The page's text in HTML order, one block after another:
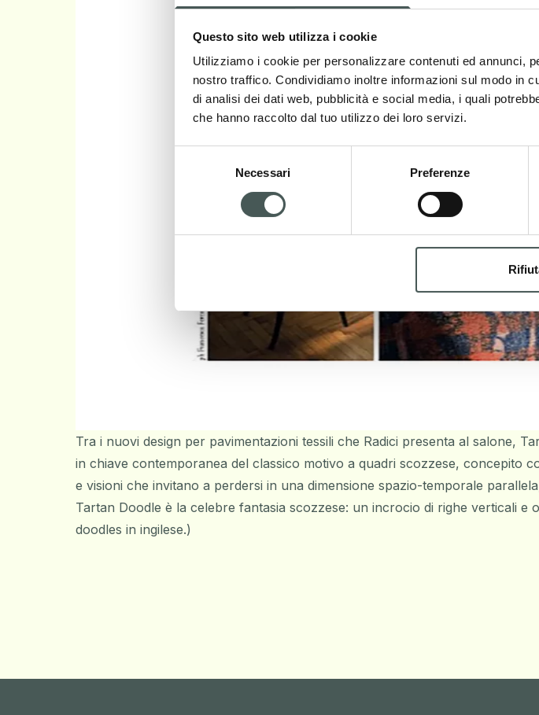
Questo sito web utilizza i cookie
Utilizziamo i cookie per personalizzare contenuti ed annunci,
nostro traffico. Condividiamo inoltre informazioni sul modo in
di analisi dei dati web, pubblicità e social media, i quali
che hanno raccolto dal tuo utilizzo dei loro servizi.
Necessari Preferenze
Tra i nuovi design per pavimentazioni tessili che Radici presenta al salone,
in chiave contemporanea del classico motivo a quadri scozzese, concepito
e visioni che invitano a perdersi in una dimensione spazio-temporale
Tartan Doodle è la celebre fantasia scozzese: un incrocio di righe verticali
doodles in ingilese.)